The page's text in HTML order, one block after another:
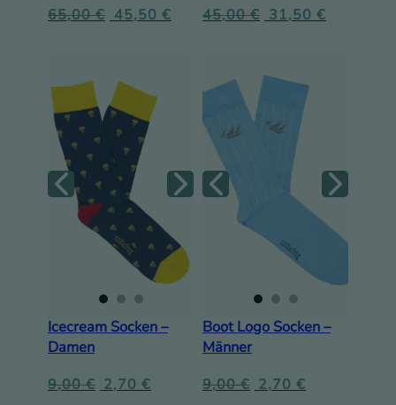
65,00€ 45,50 € 45,00€ 31,50 €
Icecream Socken –
Damen
9,00€ 2,70 €
Boot Logo Socken –
Männer
9,00€ 2,70 €